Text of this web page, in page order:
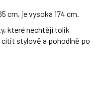
cm, je vysoká 174 cm.
které nechtějí tolik
stylově a pohodlně po